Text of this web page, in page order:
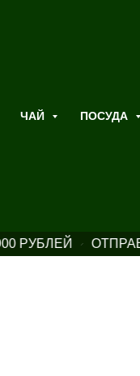
ЧАЙ ПОСУДА
РУБЛЕЙ